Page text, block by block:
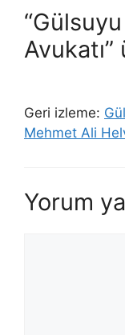
Geri izleme:
Mehmet Ali
Yorum